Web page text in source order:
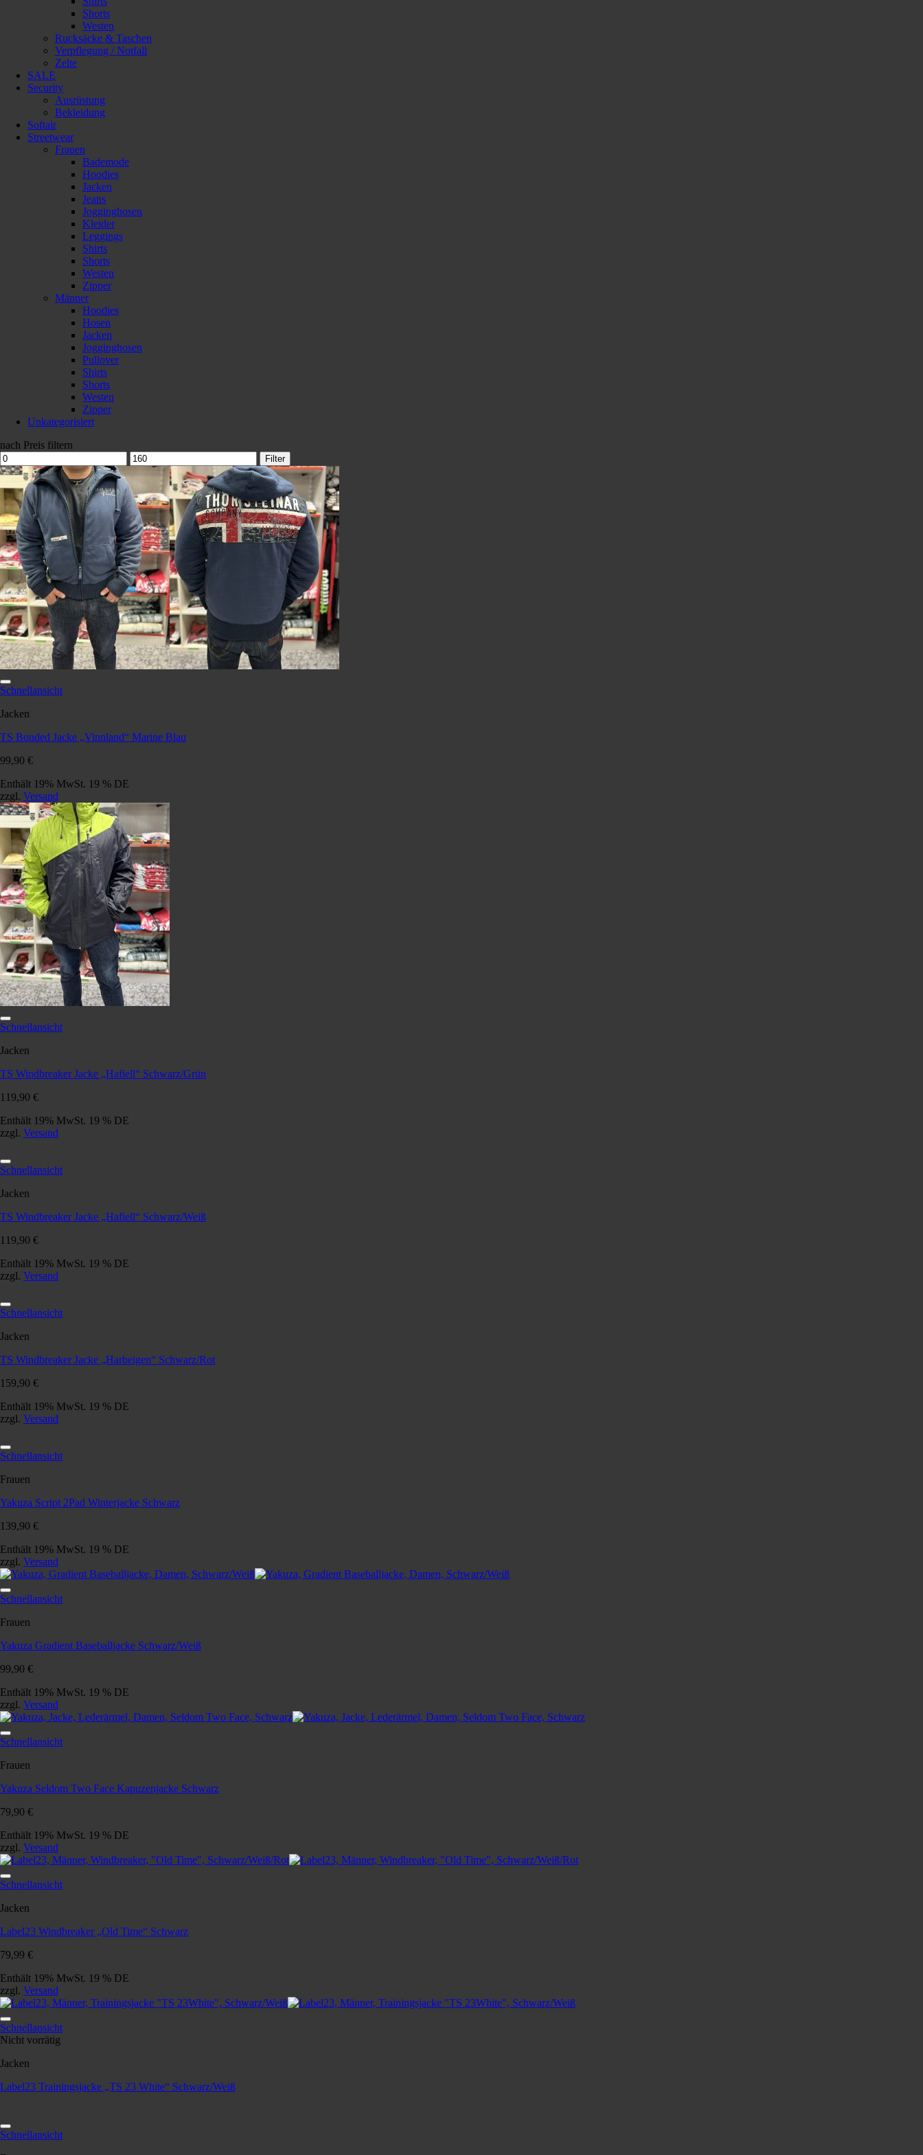
Shorts
Westen
Rucksäcke & Taschen
Verpflegung / Notfall
Zelte
SALE
Security
Ausrüstung
Bekleidung
Softair
Streetwear
Frauen
Bademode
Hoodies
Jacken
Jeans
Jogginghosen
Kleider
Leggings
Shirts
Shorts
Westen
Zipper
Männer
Hoodies
Hosen
Jacken
Jogginghosen
Pullover
Shirts
Shorts
Westen
Zipper
Unkategorisiert
nach Preis filtern
Min.
Preis
Max.
Preis
Filter
Schnellansicht
Jacken
TS Bonded Jacke „Vinnland“ Marine Blau
99,90 €
Enthält 19% MwSt. 19 % DE
zzgl. Versand
Schnellansicht
Jacken
TS Windbreaker Jacke „Hafiell“ Schwarz/Grün
119,90 €
Enthält 19% MwSt. 19 % DE
zzgl. Versand
Schnellansicht
Jacken
TS Windbreaker Jacke „Hafiell“ Schwarz/Weiß
119,90 €
Enthält 19% MwSt. 19 % DE
zzgl. Versand
Schnellansicht
Jacken
TS Windbreaker Jacke „Harbeigen“ Schwarz/Rot
159,90 €
Enthält 19% MwSt. 19 % DE
zzgl. Versand
Schnellansicht
Frauen
Yakuza Script 2Pad Winterjacke Schwarz
139,90 €
Enthält 19% MwSt. 19 % DE
zzgl. Versand
Schnellansicht
Frauen
Yakuza Gradient Baseballjacke Schwarz/Weiß
99,90 €
Enthält 19% MwSt. 19 % DE
zzgl. Versand
Schnellansicht
Frauen
Yakuza Seldom Two Face Kapuzenjacke Schwarz
79,90 €
Enthält 19% MwSt. 19 % DE
zzgl. Versand
Schnellansicht
Jacken
Label23 Windbreaker „Old Time“ Schwarz
79,99 €
Enthält 19% MwSt. 19 % DE
zzgl. Versand
Schnellansicht
Nicht vorrätig
Jacken
Label23 Trainingsjacke „TS 23 White“ Schwarz/Weiß
Schnellansicht